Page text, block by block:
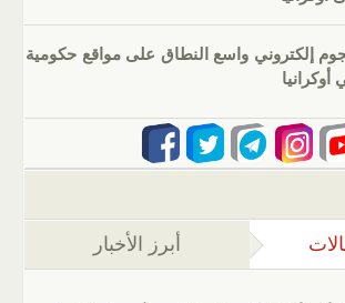
إلكتروني واسع النطاق على مواقع حكومية
أوكرانيا
(علامة التبويب النشطة)
أبرز الأخبار